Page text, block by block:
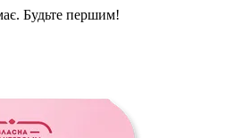
Будьте першим!